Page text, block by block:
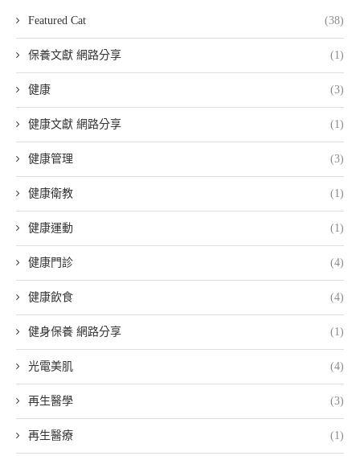
Featured Cat (38)
保養文獻 網路分享 (1)
健康 (3)
健康文獻 網路分享 (1)
健康管理 (3)
健康衛教 (1)
健康運動 (1)
健康門診 (4)
健康飲食 (4)
健身保養 網路分享 (1)
光電美肌 (4)
再生醫學 (3)
再生醫療 (1)